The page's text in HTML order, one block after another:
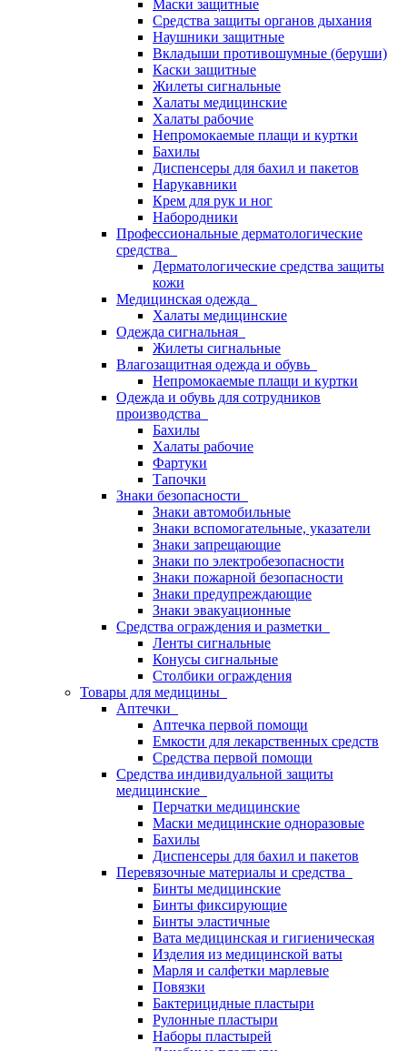
Маски защитные
Средства защиты органов дыхания
Наушники защитные
Вкладыши противошумные (беруши)
Каски защитные
Жилеты сигнальные
Халаты медицинские
Халаты рабочие
Непромокаемые плащи и куртки
Бахилы
Диспенсеры для бахил и пакетов
Нарукавники
Крем для рук и ног
Набородники
Профессиональные дерматологические
средства
Дерматологические средства защиты
кожи
Медицинская одежда
Халаты медицинские
Одежда сигнальная
Жилеты сигнальные
Влагозащитная одежда и обувь
Непромокаемые плащи и куртки
Одежда и обувь для сотрудников
производства
Бахилы
Халаты рабочие
Фартуки
Тапочки
Знаки безопасности
Знаки автомобильные
Знаки вспомогательные, указатели
Знаки запрещающие
Знаки по электробезопасности
Знаки пожарной безопасности
Знаки предупреждающие
Знаки эвакуационные
Средства ограждения и разметки
Ленты сигнальные
Конусы сигнальные
Столбики ограждения
Товары для медицины
Аптечки
Аптечка первой помощи
Емкости для лекарственных средств
Средства первой помощи
Средства индивидуальной защиты
медицинские
Перчатки медицинские
Маски медицинские одноразовые
Бахилы
Диспенсеры для бахил и пакетов
Перевязочные материалы и средства
Бинты медицинские
Бинты фиксирующие
Бинты эластичные
Вата медицинская и гигиеническая
Изделия из медицинской ваты
Марля и салфетки марлевые
Повязки
Бактерицидные пластыри
Рулонные пластыри
Наборы пластырей